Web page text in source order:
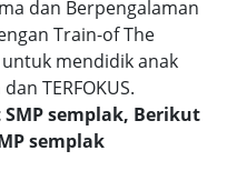
dan Berpengalaman
Train-of The
mendidik anak
TERFOKUS.
semplak, Berikut
semplak